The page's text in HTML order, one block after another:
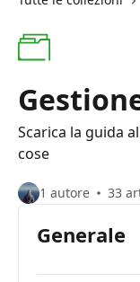
Scarica la guida
cose
1 autore 33
Generale